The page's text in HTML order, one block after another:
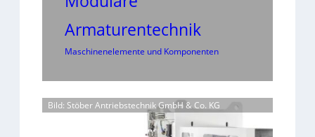
Armaturentechnik
Maschinenelemente und Komponenten
Bild: Stöber Antriebstechnik GmbH & Co. KG